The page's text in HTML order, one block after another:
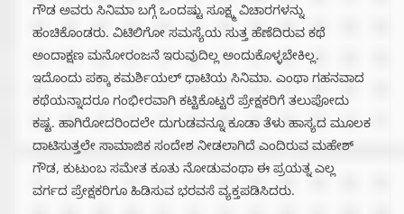
ಗೌಡ ಅವರು ಸಿನಿಮಾ ಬಗ್ಗೆ ಒಂದಷ್ಟು ಸೂಕ್ಷ್ಮ ವಿಚಾರಗಳನ್ನು
ಹಂಚಿಕೊಂಡರು. ವಿಟಿಲಿಗೋ ಸಮಸ್ಯೆಯ ಸುತ್ತ ಹೆಣೆದಿರುವ ಕಥೆ
ಅಂದಾಕ್ಷಣ ಮನೋರಂಜನೆ ಇರುವುದಿಲ್ಲ ಅಂದುಕೊಳ್ಳಬೇಕಿಲ್ಲ.
ಇದೊಂದು ಪಕ್ಕಾ ಕಮರ್ಶಿಯಲ್ ಧಾಟಿಯ ಸಿನಿಮಾ. ಎಂಥಾ ಗಹನವಾದ
ಕಥೆಯನ್ನಾದರೂ ಗಂಭೀರವಾಗಿ ಕಟ್ಟಿಕೊಟ್ಟರೆ ಪ್ರೇಕ್ಷಕರಿಗೆ ತಲುಪೋದು
ಕಷ್ಟ. ಹಾಗಿರೋದರಿಂದಲೇ ದುಗುಡವನ್ನೂ ಕೂಡಾ ತೆಳು ಹಾಸ್ಯದ ಮೂಲಕ
ದಾಟಿಸುತ್ತಲೇ ಸಾಮಾಜಿಕ ಸಂದೇಶ ನೀಡಲಾಗಿದೆ ಎಂದಿರುವ ಮಹೇಶ್
ಗೌಡ, ಕುಟುಂಬ ಸಮೇತ ಕೂತು ನೋಡುವಂಥಾ ಈ ಪ್ರಯತ್ನ ಎಲ್ಲ
ವರ್ಗದ ಪ್ರೇಕ್ಷಕರಿಗೂ ಹಿಡಿಸುವ ಭರವಸೆ ವ್ಯಕ್ತಪಡಿಸಿದರು.